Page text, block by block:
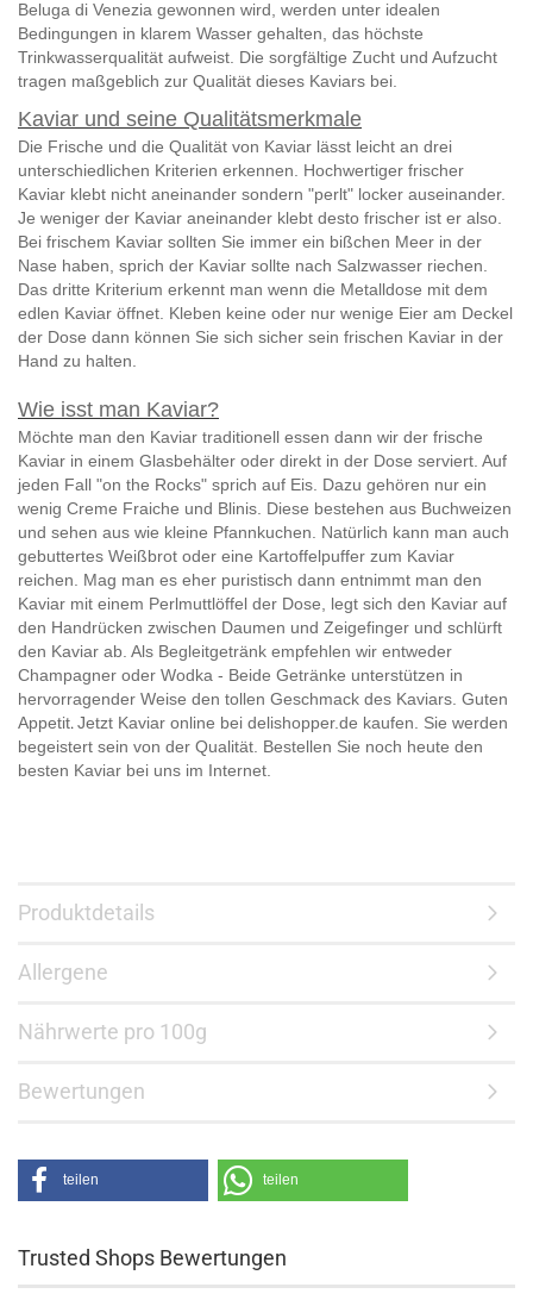
Beluga di Venezia gewonnen wird, werden unter idealen
Bedingungen in klarem Wasser gehalten, das höchste
Trinkwasserqualität aufweist. Die sorgfältige Zucht und Aufzucht
tragen maßgeblich zur Qualität dieses Kaviars bei.
Kaviar und seine Qualitätsmerkmale
Die Frische und die Qualität von Kaviar lässt leicht an drei
unterschiedlichen Kriterien erkennen. Hochwertiger frischer
Kaviar klebt nicht aneinander sondern "perlt" locker auseinander.
Je weniger der Kaviar aneinander klebt desto frischer ist er also.
Bei frischem Kaviar sollten Sie immer ein bißchen Meer in der
Nase haben, sprich der Kaviar sollte nach Salzwasser riechen.
Das dritte Kriterium erkennt man wenn die Metalldose mit dem
edlen Kaviar öffnet. Kleben keine oder nur wenige Eier am Deckel
der Dose dann können Sie sich sicher sein frischen Kaviar in der
Hand zu halten.
Wie isst man Kaviar?
Möchte man den Kaviar traditionell essen dann wir der frische
Kaviar in einem Glasbehälter oder direkt in der Dose serviert. Auf
jeden Fall "on the Rocks" sprich auf Eis. Dazu gehören nur ein
wenig Creme Fraiche und Blinis. Diese bestehen aus Buchweizen
und sehen aus wie kleine Pfannkuchen. Natürlich kann man auch
gebuttertes Weißbrot oder eine Kartoffelpuffer zum Kaviar
reichen. Mag man es eher puristisch dann entnimmt man den
Kaviar mit einem Perlmuttlöffel der Dose, legt sich den Kaviar auf
den Handrücken zwischen Daumen und Zeigefinger und schlürft
den Kaviar ab. Als Begleitgetränk empfehlen wir entweder
Champagner oder Wodka - Beide Getränke unterstützen in
hervorragender Weise den tollen Geschmack des Kaviars. Guten
Appetit. Jetzt Kaviar online bei delishopper.de kaufen. Sie werden
begeistert sein von der Qualität. Bestellen Sie noch heute den
besten Kaviar bei uns im Internet.
Produktdetails
Allergene
Nährwerte pro 100g
Bewertungen
teilen teilen
Trusted Shops Bewertungen